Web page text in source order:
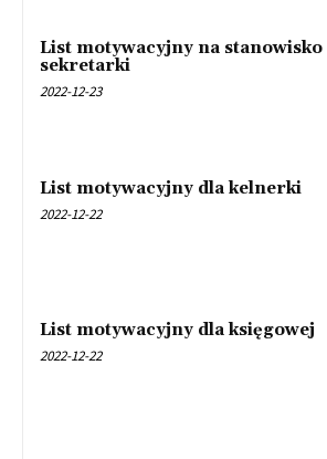
List motywacyjny na stanowisko
sekretarki
2022-12-23
List motywacyjny dla kelnerki
2022-12-22
List motywacyjny dla księgowej
2022-12-22